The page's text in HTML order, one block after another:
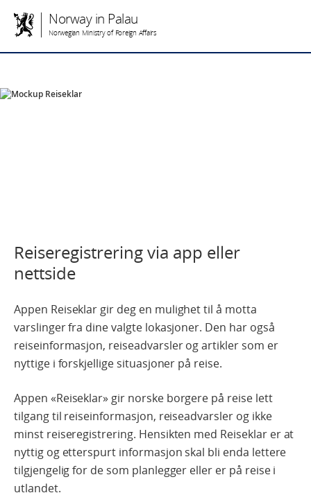
Norway in Palau
Norwegian Ministry of Foreign Affairs
Reiseregistrering via app eller
nettside
Appen Reiseklar gir deg en mulighet til å motta
varslinger fra dine valgte lokasjoner. Den har også
reiseinformasjon, reiseadvarsler og artikler som er
nyttige i forskjellige situasjoner på reise.
Appen «Reiseklar» gir norske borgere på reise lett
tilgang til reiseinformasjon, reiseadvarsler og ikke
minst reiseregistrering. Hensikten med Reiseklar er at
nyttig og etterspurt informasjon skal bli enda lettere
tilgjengelig for de som planlegger eller er på reise i
utlandet.